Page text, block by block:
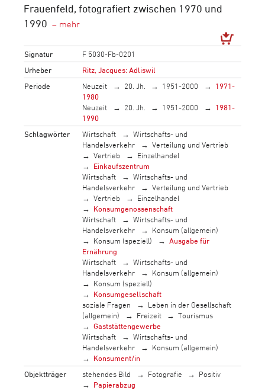
Frauenfeld, fotografiert zwischen 1970 und
1990
Signatur
F 5030-Fb-0201
Urheber
Ritz, Jacques: Adliswil
Periode
Neuzeit 20. Jh. 1951-2000
1971-
1980
Neuzeit
20. Jh. 1951-2000
1981-
1990
Schlagwörter
Wirtschaft
Wirtschafts- und
Handelsverkehr
Verteilung und Vertrieb
Vertrieb
Einzelhandel
Einkaufszentrum
Wirtschaft
Wirtschafts- und
Handelsverkehr
Verteilung und Vertrieb
Vertrieb
Einzelhandel
Konsumgenossenschaft
Wirtschaft
Wirtschafts- und
Handelsverkehr
Konsum (allgemein)
Konsum (speziell)
Ausgabe für
Ernährung
Wirtschaft
Wirtschafts- und
Handelsverkehr
Konsum (allgemein)
Konsum (speziell)
Konsumgesellschaft
soziale Fragen
Leben in der Gesellschaft
(allgemein)
Freizeit
Tourismus
Gaststättengewerbe
Wirtschaft
Wirtschafts- und
Handelsverkehr
Konsum (allgemein)
Konsument/in
Objektträger
stehendes Bild Fotografie
Positiv
Papierabzug